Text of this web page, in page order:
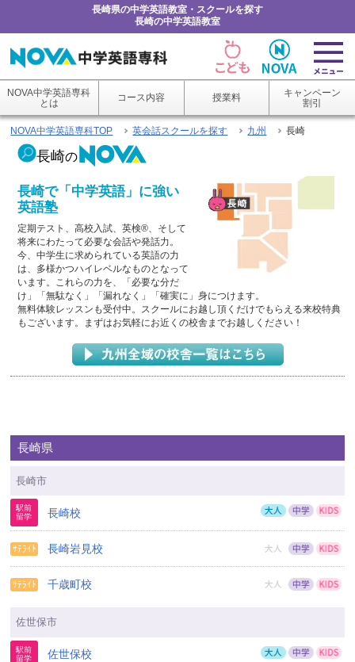
長崎県の中学英語教室・スクールを探す
長崎の中学英語教室
NOVA中学英語専科
とは
コース内容 授業料
キャンペーン
割引
NOVA中学英語専科TOP 英会話スクールを探す 九州 長崎
長崎の
長崎で「中学英語」に強い
英語塾
定期テスト、高校入試、英検®、そして
将来にわたって必要な会話や発話力。
今、中学生に求められている英語の力
は、多様かつハイレベルなものとなって
います。これらの力を、「必要な分だ
け」「無駄なく」「漏れなく」「確実に」身につけます。
無料体験レッスンも受付中。スクールにお越し頂くだけでもらえる来校特典
もございます。まずはお気軽にお近くの校舎までお越しください！
長崎県
長崎市
長崎校
長崎岩見校
千歳町校
佐世保市
佐世保校